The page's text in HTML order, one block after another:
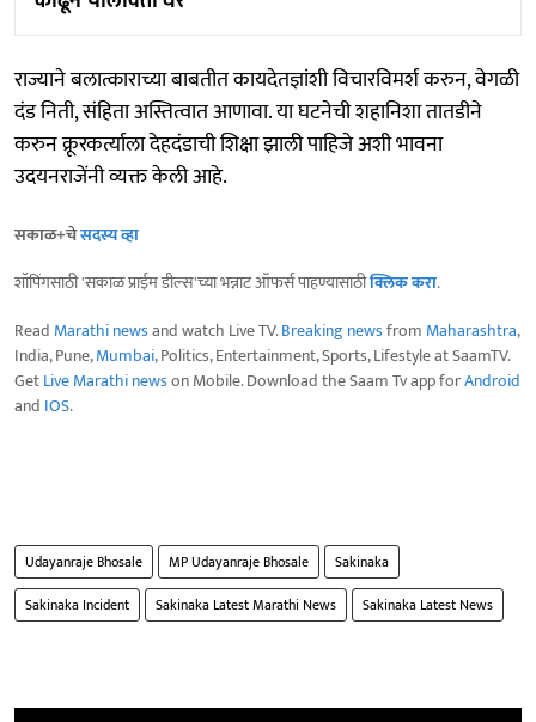
राज्याने बलात्काराच्या बाबतीत कायदेतज्ञांशी विचारविमर्श करुन, वेगळी
दंड निती, संहिता अस्तित्वात आणावा. या घटनेची शहानिशा तातडीने
करुन क्रूरकर्त्याला देहदंडाची शिक्षा झाली पाहिजे अशी भावना
उदयनराजेंनी व्यक्त केली आहे.
सकाळ+चेसदस्य व्हा
शॉपिंगसाठी 'सकाळ प्राईम डील्स'च्या भन्नाट ऑफर्स पाहण्यासाठीक्लिक करा.
Read Marathi newsand watch Live TV.Breaking newsfrom Maharashtra,
India, Pune,Mumbai, Politics, Entertainment, Sports, Lifestyle at SaamTV.
GetLive Marathi newson Mobile. Download the Saam Tv app forAndroid
and IOS.
Udayanraje Bhosale MP Udayanraje Bhosale
Sakinaka
Sakinaka Incident
Sakinaka Latest Marathi News Sakinaka Latest News